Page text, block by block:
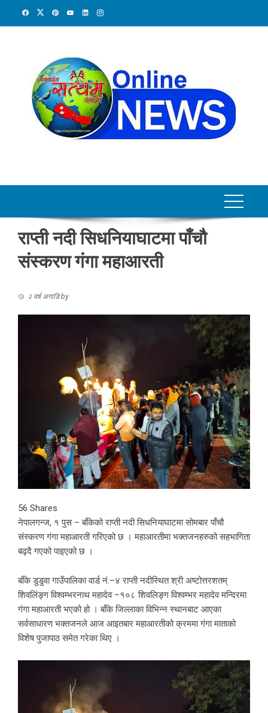
राप्ती नदी सिधनियाघाटमा पाँचौ
संस्करण गंगा महाआरती
२ वर्ष अगाडिby
56 Shares
नेपालगन्ज, १ पुस – बाँकेको राप्ती नदी सिधनियाघाटमा सोमबार पाँचौ
संस्करण गंगा महाआरती गरिएको छ । महाआरतीमा भक्तजनहरुको सहभागिता
बढ्दै गएको पाइएको छ ।
बाँके डुडुवा गाउँपालिका वार्ड नं.–४ राप्ती नदीस्थित श्री अष्टोत्तरशतम्
शिवलिंङ्ग विश्वम्भरनाथ महादेव –१०८ शिवलिङ्ग विश्वम्भर महादेव मन्दिरमा
गंगा महाआरती भएको हो । बाँके जिल्लाका विभिन्न स्थानबाट आएका
सर्वसाधारण भक्तजनले आज आइतबार महाआरतीको क्रममा गंगा माताको
विशेष पुजापाठ समेत गरेका थिए ।